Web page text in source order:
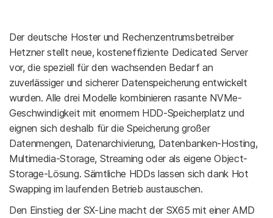
Der deutsche Hoster und Rechenzentrumsbetreiber
Hetzner stellt neue, kosteneffiziente Dedicated Server
vor, die speziell für den wachsenden Bedarf an
zuverlässiger und sicherer Datenspeicherung entwickelt
wurden. Alle drei Modelle kombinieren rasante NVMe-
Geschwindigkeit mit enormem HDD-Speicherplatz und
eignen sich deshalb für die Speicherung großer
Datenmengen, Datenarchivierung, Datenbanken-Hosting,
Multimedia-Storage, Streaming oder als eigene Object-
Storage-Lösung. Sämtliche HDDs lassen sich dank Hot
Swapping im laufenden Betrieb austauschen.
Den Einstieg der SX-Line macht der SX65 mit einer AMD